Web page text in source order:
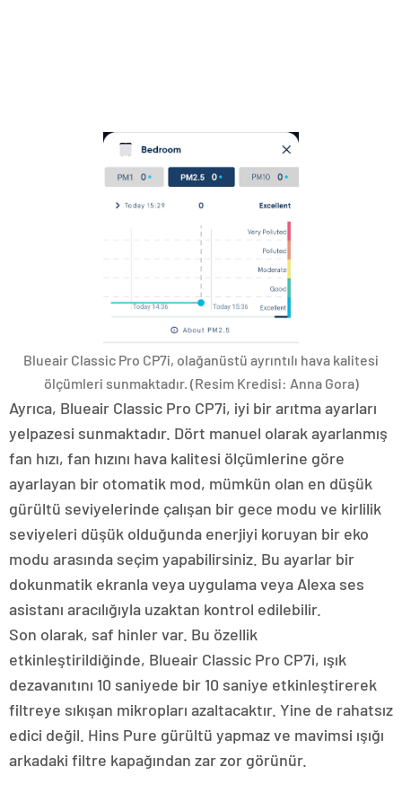
Blueair Classic Pro CP7i, olağanüstü ayrıntılı hava kalitesi
ölçümleri sunmaktadır. (Resim Kredisi: Anna Gora)
Ayrıca, Blueair Classic Pro CP7i, iyi bir arıtma ayarları
yelpazesi sunmaktadır. Dört manuel olarak ayarlanmış
fan hızı, fan hızını hava kalitesi ölçümlerine göre
ayarlayan bir otomatik mod, mümkün olan en düşük
gürültü seviyelerinde çalışan bir gece modu ve kirlilik
seviyeleri düşük olduğunda enerjiyi koruyan bir eko
modu arasında seçim yapabilirsiniz. Bu ayarlar bir
dokunmatik ekranla veya uygulama veya Alexa ses
asistanı aracılığıyla uzaktan kontrol edilebilir.
Son olarak, saf hinler var. Bu özellik
etkinleştirildiğinde, Blueair Classic Pro CP7i, ışık
dezavanıtını 10 saniyede bir 10 saniye etkinleştirerek
filtreye sıkışan mikropları azaltacaktır. Yine de rahatsız
edici değil. Hins Pure gürültü yapmaz ve mavimsi ışığı
arkadaki filtre kapağından zar zor görünür.